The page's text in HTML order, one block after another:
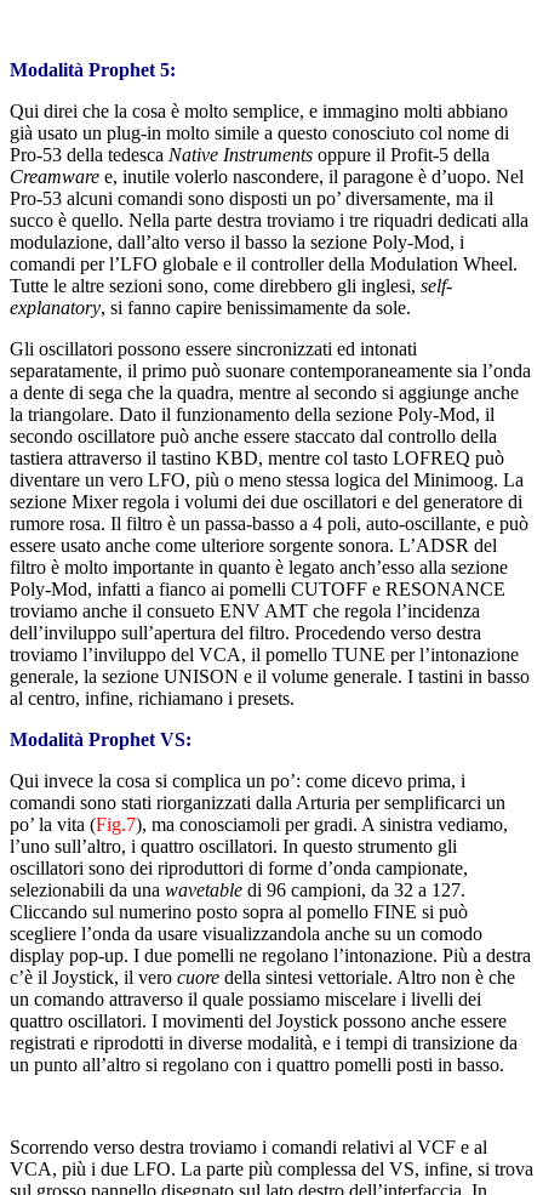
Modalità Prophet 5:
Qui direi che la cosa è molto semplice, e immagino molti abbiano
già usato un plug-in molto simile a questo conosciuto col nome di
Pro-53 della tedesca Native Instruments oppure il Profit-5 della
Creamware e, inutile volerlo nascondere, il paragone è d’uopo. Nel
Pro-53 alcuni comandi sono disposti un po’ diversamente, ma il
succo è quello. Nella parte destra troviamo i tre riquadri dedicati alla
modulazione, dall’alto verso il basso la sezione Poly-Mod, i
comandi per l’LFO globale e il controller della Modulation Wheel.
Tutte le altre sezioni sono, come direbbero gli inglesi, self-
explanatory, si fanno capire benissimamente da sole.
Gli oscillatori possono essere sincronizzati ed intonati
separatamente, il primo può suonare contemporaneamente sia l’onda
a dente di sega che la quadra, mentre al secondo si aggiunge anche
la triangolare. Dato il funzionamento della sezione Poly-Mod, il
secondo oscillatore può anche essere staccato dal controllo della
tastiera attraverso il tastino KBD, mentre col tasto LOFREQ può
diventare un vero LFO, più o meno stessa logica del Minimoog. La
sezione Mixer regola i volumi dei due oscillatori e del generatore di
rumore rosa. Il filtro è un passa-basso a 4 poli, auto-oscillante, e può
essere usato anche come ulteriore sorgente sonora. L’ADSR del
filtro è molto importante in quanto è legato anch’esso alla sezione
Poly-Mod, infatti a fianco ai pomelli CUTOFF e RESONANCE
troviamo anche il consueto ENV AMT che regola l’incidenza
dell’inviluppo sull’apertura del filtro. Procedendo verso destra
troviamo l’inviluppo del VCA, il pomello TUNE per l’intonazione
generale, la sezione UNISON e il volume generale. I tastini in basso
al centro, infine, richiamano i presets.
Modalità Prophet VS:
Qui invece la cosa si complica un po’: come dicevo prima, i
comandi sono stati riorganizzati dalla Arturia per semplificarci un
po’ la vita (Fig.7), ma conosciamoli per gradi. A sinistra vediamo,
l’uno sull’altro, i quattro oscillatori. In questo strumento gli
oscillatori sono dei riproduttori di forme d’onda campionate,
selezionabili da una wavetable di 96 campioni, da 32 a 127.
Cliccando sul numerino posto sopra al pomello FINE si può
scegliere l’onda da usare visualizzandola anche su un comodo
display pop-up. I due pomelli ne regolano l’intonazione. Più a destra
c’è il Joystick, il vero cuore della sintesi vettoriale. Altro non è che
un comando attraverso il quale possiamo miscelare i livelli dei
quattro oscillatori. I movimenti del Joystick possono anche essere
registrati e riprodotti in diverse modalità, e i tempi di transizione da
un punto all’altro si regolano con i quattro pomelli posti in basso.
Scorrendo verso destra troviamo i comandi relativi al VCF e al
VCA, più i due LFO. La parte più complessa del VS, infine, si trova